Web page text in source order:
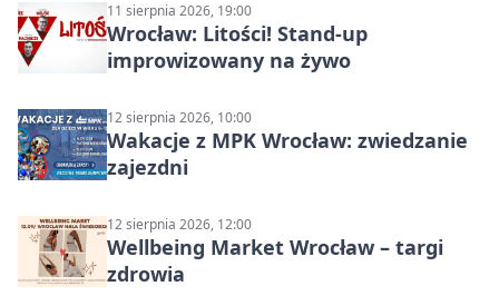
11 sierpnia 2026, 19:00
Wrocław: Litości! Stand-up
improwizowany na żywo
12 sierpnia 2026, 10:00
Wakacje z MPK Wrocław: zwiedzanie
zajezdni
12 sierpnia 2026, 12:00
Wellbeing Market Wrocław – targi
zdrowia